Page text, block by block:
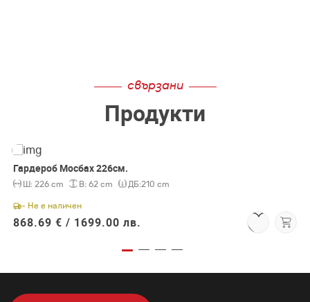
свързани
Продукти
Гардероб Мосбах 226см.
Ш: 226 cm В: 62 cm ДБ:210 cm
- Не е наличен
868.69 € / 1699.00 лв.